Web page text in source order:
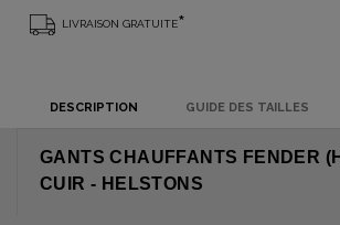
LIVRAISON GRATUITE*
DESCRIPTION GUIDE DES TAILLES
GANTS CHAUFFANTS FENDER
CUIR - HELSTONS